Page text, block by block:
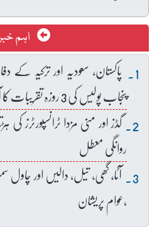
اہم
پاکستان، سعودیہ اور ترکیہ
پنجاب پولیس کی 3 روزہ تقریبات کا آغاز
گڈز اور منی مزدا ٹرانسپورٹرز
روانگی معطل
آٹا، گھی، تیل، دالیں اور
،عوام پریشان